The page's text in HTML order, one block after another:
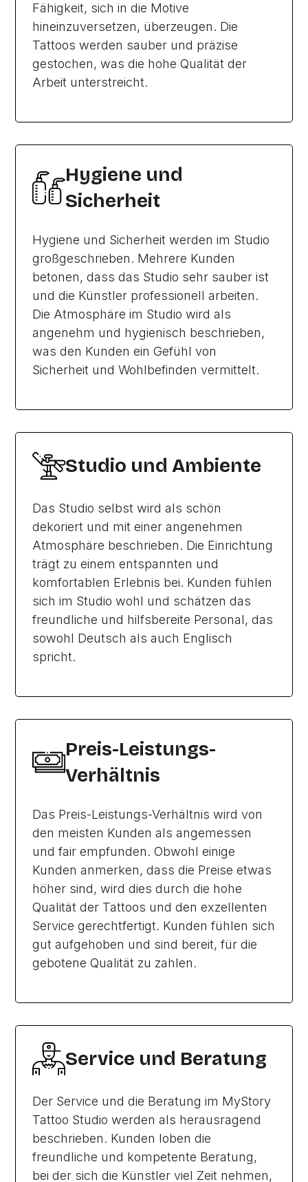
Fähigkeit, sich in die Motive
hineinzuversetzen, überzeugen. Die
Tattoos werden sauber und präzise
gestochen, was die hohe Qualität der
Arbeit unterstreicht.
Hygiene und
Sicherheit
Hygiene und Sicherheit werden im Studio
großgeschrieben. Mehrere Kunden
betonen, dass das Studio sehr sauber ist
und die Künstler professionell arbeiten.
Die Atmosphäre im Studio wird als
angenehm und hygienisch beschrieben,
was den Kunden ein Gefühl von
Sicherheit und Wohlbefinden vermittelt.
Studio und Ambiente
Das Studio selbst wird als schön
dekoriert und mit einer angenehmen
Atmosphäre beschrieben. Die Einrichtung
trägt zu einem entspannten und
komfortablen Erlebnis bei. Kunden fühlen
sich im Studio wohl und schätzen das
freundliche und hilfsbereite Personal, das
sowohl Deutsch als auch Englisch
spricht.
Preis-Leistungs-
Verhältnis
Das Preis-Leistungs-Verhältnis wird von
den meisten Kunden als angemessen
und fair empfunden. Obwohl einige
Kunden anmerken, dass die Preise etwas
höher sind, wird dies durch die hohe
Qualität der Tattoos und den exzellenten
Service gerechtfertigt. Kunden fühlen sich
gut aufgehoben und sind bereit, für die
gebotene Qualität zu zahlen.
Service und Beratung
Der Service und die Beratung im MyStory
Tattoo Studio werden als herausragend
beschrieben. Kunden loben die
freundliche und kompetente Beratung,
bei der sich die Künstler viel Zeit nehmen,